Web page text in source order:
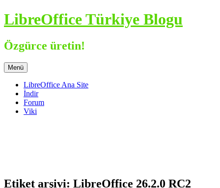
İçeriğe
atla
LibreOffice Türkiye Blogu
Özgürce üretin!
Menü
LibreOffice Ana Site
İndir
Forum
Viki
Etiket arşivi: LibreOffice 26.2.0 RC2